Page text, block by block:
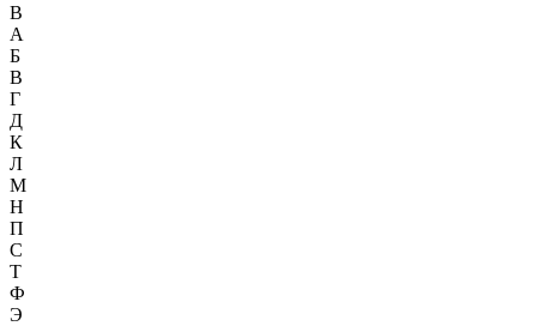
B
А
Б
В
Г
Д
К
Л
М
Н
П
С
Т
Ф
Э